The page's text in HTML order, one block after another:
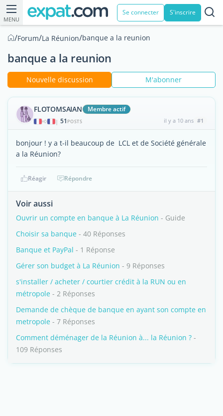
MENU
Se connecter S'inscrire
/Forum/La Réunion/banque a la reunion
banque a la reunion
Nouvelle discussion M'abonner
FLOTOMSAIAN Membre actif
| 51 POSTS il y a 10 ans #1
bonjour ! y a t-il beaucoup de LCL et de Société générale
a la Réunion?
Réagir Répondre
Voir aussi
Ouvrir un compte en banque à La Réunion - Guide
Choisir sa banque - 40 Réponses
Banque et PayPal - 1 Réponse
Gérer son budget à La Réunion - 9 Réponses
s'installer / acheter / courtier crédit à la RUN ou en
métropole - 2 Réponses
Demande de chèque de banque en ayant son compte en
metropole - 7 Réponses
Comment déménager de la Réunion à... la Réunion ? -
109 Réponses